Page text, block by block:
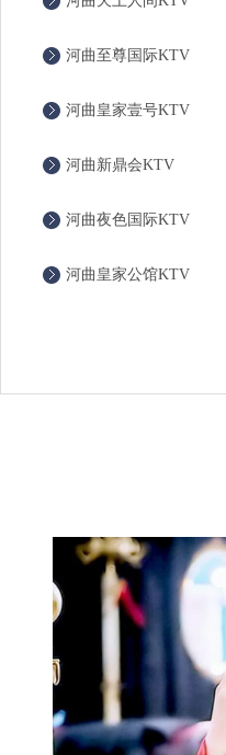
河曲至尊国际KTV
河曲皇家壹号KTV
河曲新鼎会KTV
河曲夜色国际KTV
河曲皇家公馆KTV